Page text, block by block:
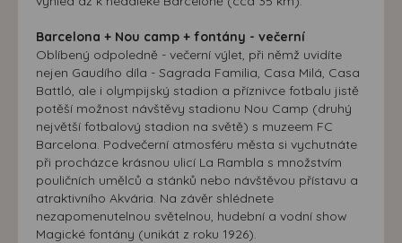
Barcelona + Nou camp + fontány - večerní
Oblíbený odpoledně - večerní výlet, při němž uvidíte
nejen Gaudího díla - Sagrada Familia, Casa Milá, Casa
Battló, ale i olympijský stadion a příznivce fotbalu jistě
potěší možnost návštěvy stadionu Nou Camp (druhý
největší fotbalový stadion na světě) s muzeem FC
Barcelona. Podvečerní atmosféru města si vychutnáte
při procházce krásnou ulicí La Rambla s množstvím
pouličních umělců a stánků nebo návštěvou přístavu a
atraktivního Akvária. Na závěr shlédnete
nezapomenutelnou světelnou, hudební a vodní show
Magické fontány (unikát z roku 1926).